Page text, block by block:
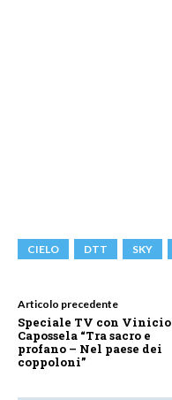
CIELO DTT SKY
Articolo precedente
Speciale TV con Vinicio
Capossela “Tra sacro e
profano – Nel paese dei
coppoloni”